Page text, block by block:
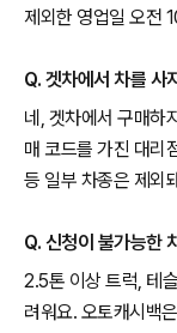
제외한 영업일 오전
Q. 겟차에서 차를 사
네, 겟차에서 구매하
매 코드를 가진 대리
등 일부 차종은 제외
Q. 신청이 불가능한
2.5톤 이상 트럭, 테
려워요. 오토캐시백